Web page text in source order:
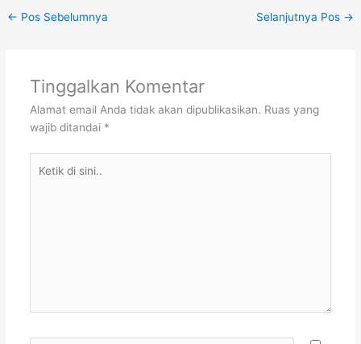
← Pos Sebelumnya Selanjutnya Pos →
Tinggalkan Komentar
Alamat email Anda tidak akan dipublikasikan. Ruas yang
wajib ditandai *